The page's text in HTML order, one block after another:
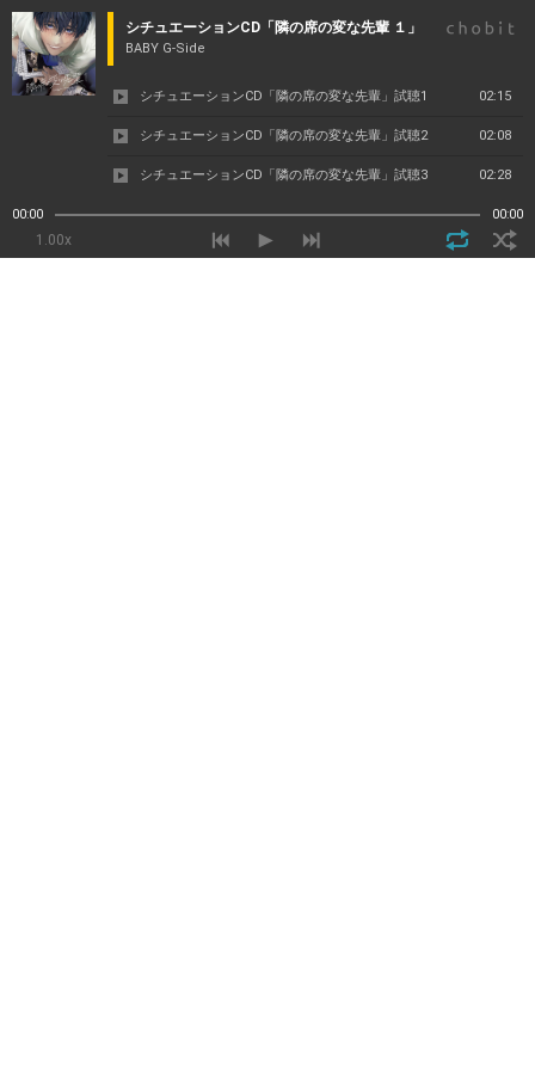
シチュエーションCD「隣の席の変な先輩 １」
BABY G-Side
シチュエーションCD「隣の席の変な先輩」試聴1 02:15
シチュエーションCD「隣の席の変な先輩」試聴2 02:08
シチュエーションCD「隣の席の変な先輩」試聴3 02:28
00:00 00:00
1.00x